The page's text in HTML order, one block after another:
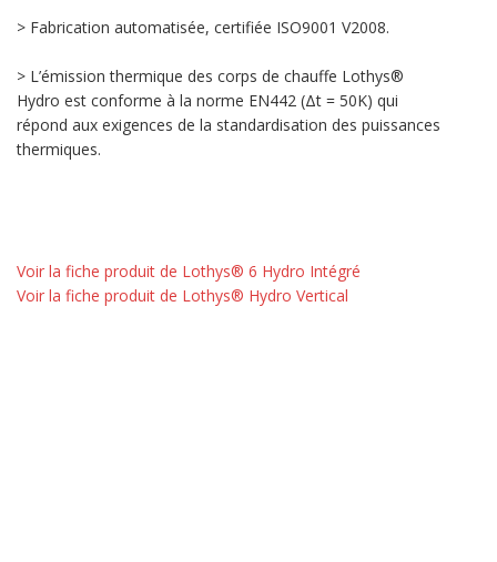
> Fabrication automatisée, certifiée ISO9001 V2008.
> L’émission thermique des corps de chauffe Lothys®
Hydro est conforme à la norme EN442 (Δt = 50K) qui
répond aux exigences de la standardisation des puissances
thermiques.
Voir la fiche produit de Lothys® 6 Hydro Intégré
Voir la fiche produit de Lothys® Hydro Vertical